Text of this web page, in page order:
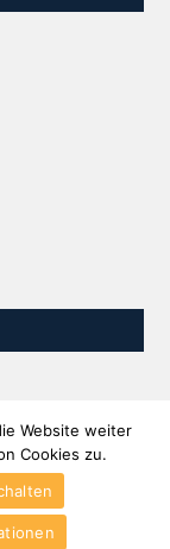
by
Website weiter
Cookies zu.